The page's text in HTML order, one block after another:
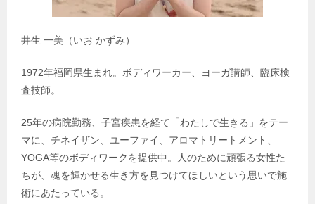
井生 一美（いお かずみ）
1972年福岡県生まれ。ボディワーカー、ヨーガ講師、臨床検
査技師。
25年の病院勤務、子宮疾患を経て「わたしで生きる」をテー
マに、チネイザン、ユーファイ、アロマトリートメント、
YOGA等のボディワークを提供中。人のために頑張る女性た
ちが、魂を輝かせる生き方を見つけてほしいという思いで施
術にあたっている。